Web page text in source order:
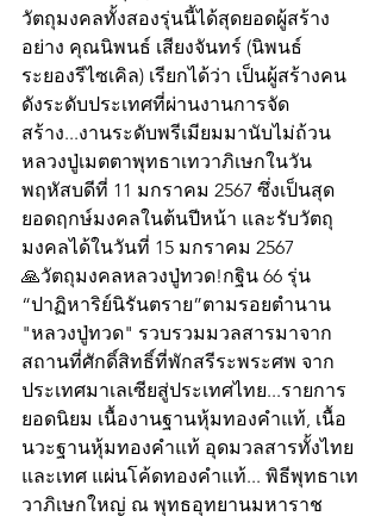
วัตถุมงคลทั้งสองรุ่นนี้ได้สุดยอดผู้สร้าง
อย่าง คุณนิพนธ์ เสียงจันทร์ (นิพนธ์
ระยองรีไซเคิล) เรียกได้ว่า เป็นผู้สร้างคน
ดังระดับประเทศที่ผ่านงานการจัด
สร้าง...งานระดับพรีเมียมมานับไม่ถ้วน
หลวงปู่เมตตาพุทธาเทวาภิเษกในวัน
พฤหัสบดีที่ 11 มกราคม 2567 ซึ่งเป็นสุด
ยอดฤกษ์มงคลในต้นปีหน้า และรับวัตถุ
มงคลได้ในวันที่ 15 มกราคม 2567
🙏วัตถุมงคลหลวงปู่ทวด!กฐิน 66 รุ่น
“ปาฏิหาริย์นิรันตราย”ตามรอยตำนาน
"หลวงปู่ทวด" รวบรวมมวลสารมาจาก
สถานที่ศักดิ์สิทธิ์ที่พักสรีระพระศพ จาก
ประเทศมาเลเซียสู่ประเทศไทย...รายการ
ยอดนิยม เนื้องานฐานหุ้มทองคำแท้, เนื้อ
นวะฐานหุ้มทองคำแท้ อุดมวลสารทั้งไทย
และเทศ แผ่นโค้ดทองคำแท้... พิธีพุทธาเท
วาภิเษกใหญ่ ณ พุทธอุทยานมหาราช